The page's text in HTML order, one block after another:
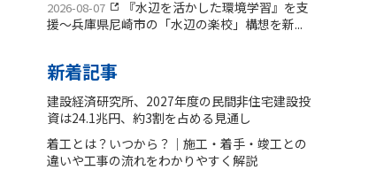
2026-08-07
『水辺を活かした環境学習』を支
援〜兵庫県尼崎市の「水辺の楽校」構想を新...
新着記事
建設経済研究所、2027年度の民間非住宅建設投
資は24.1兆円、約3割を占める見通し
着工とは？いつから？｜施工・着手・竣工との
違いや工事の流れをわかりやすく解説